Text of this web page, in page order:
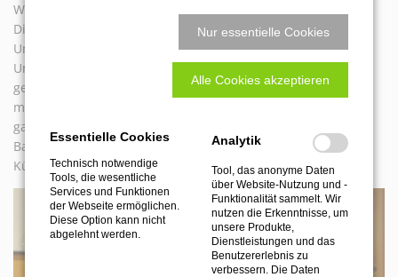
Werkzeuge müssen hundertstellgenau eingepasst werden.
Die Werkzeuge, die mit Drehzahlen bis zu 25.000
Umdrehungen pro Minute arbeiten, werden, bevor sie das
Unternehmen verlassen, in den eigenen Prüfständen
getestet. Maximilian Schmidt schätzt sich glücklich, dass er
mit seinem kleinen Unternehmen entwicklungstechnisch
ganz vorne dabei ist und sich mit den 44 Unternehmen von
Baden-Württemberg beim Innovationswettbewerb um
Künstliche Intelligenz messen darf.
Nur essentielle Cookies
Alle Cookies akzeptieren
Essentielle Cookies
Technisch notwendige
Tools, die wesentliche
Services und Funktionen
der Webseite ermöglichen.
Diese Option kann nicht
abgelehnt werden.
Analytik
Tool, das anonyme Daten
über Website-Nutzung und -
Funktionalität sammelt. Wir
nutzen die Erkenntnisse, um
unsere Produkte,
Dienstleistungen und das
Benutzererlebnis zu
verbessern. Die Daten